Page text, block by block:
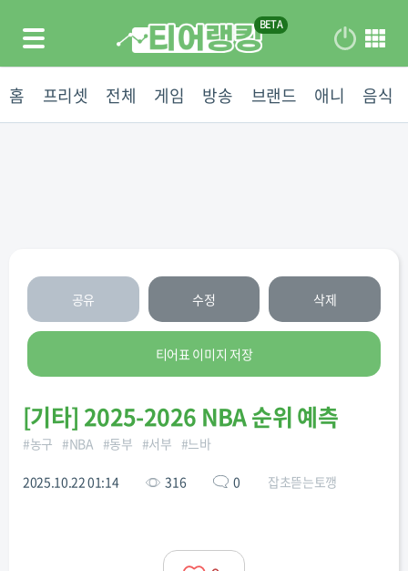
홈 프리셋 전체 게임 방송 브랜드 애니 음식
공유 수정 삭제
티어표 이미지 저장
[기타] 2025-2026 NBA 순위 예측
#농구 #NBA #동부 #서부 #느바
2025.10.22 01:14 316 0 잡초뜯는토깽